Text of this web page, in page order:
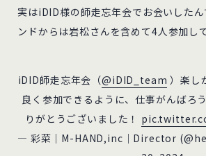
実はiDID様の師走忘年会でお会いした
ンドからは岩松さんを含めて4人参加し
iDID師走忘年会（@iDID_team ）楽し
良く参加できるように、仕事がんばろ
りがとうございました！
— 彩菜｜M-HAND,inc｜Director